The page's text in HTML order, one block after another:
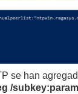
se han
/